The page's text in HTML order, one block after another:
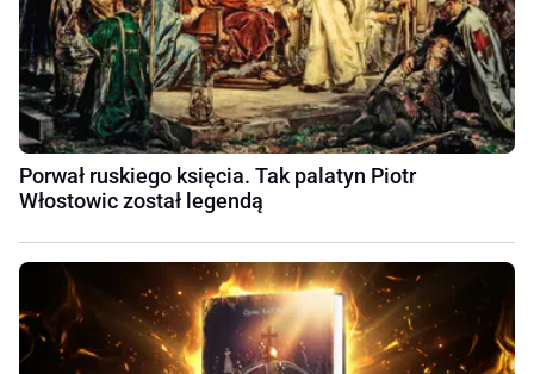
Porwał ruskiego księcia. Tak palatyn Piotr
Włostowic został legendą